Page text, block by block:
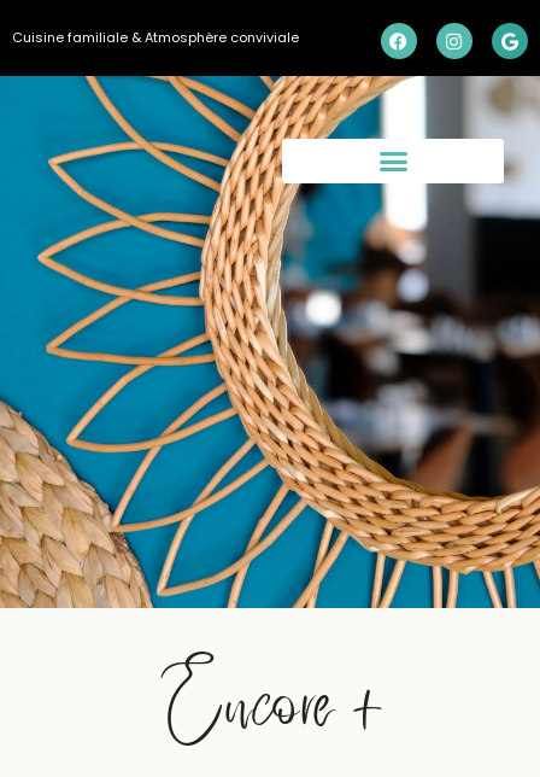
Cuisine familiale & Atmosphère conviviale
La Carte
Encore +
Un peu de nous
Encore +